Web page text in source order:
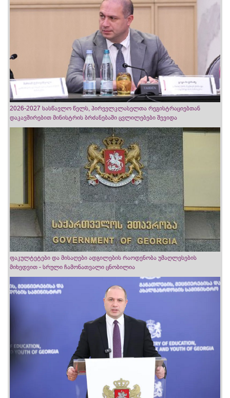
2026-2027 სასწავლო წელს, პირველკლასელთა რეგისტრაციებთან
დაკავშირებით მინისტრის ბრძანებაში ცვლილებები შევიდა
ფაკულტეტები და მისაღები ადგილების რაოდენობა უმაღლესების
მიხედვით - სრული ჩამონათვალი ცნობილია